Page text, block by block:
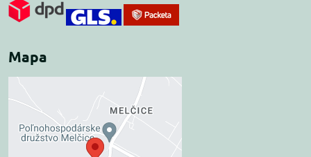
Mapa
Externý obsah je
blokovaný Voľbami
súkromia